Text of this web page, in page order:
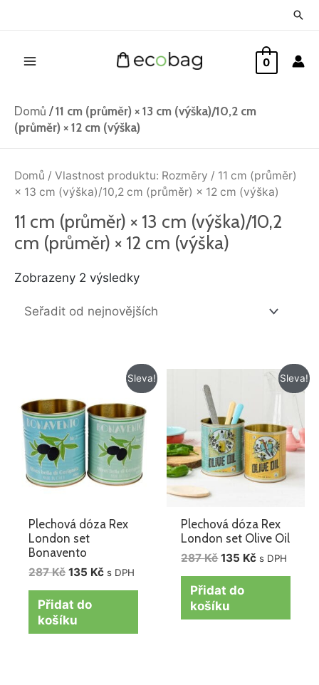
0
Domů /11 cm (průměr) × 13 cm (výška)/10,2 cm
(průměr) × 12 cm (výška)
Domů / Vlastnost produktu: Rozměry / 11 cm (průměr)
× 13 cm (výška)/10,2 cm (průměr) × 12 cm (výška)
11 cm (průměr) × 13 cm (výška)/10,2
cm (průměr) × 12 cm (výška)
Zobrazeny 2 výsledky
nejnovějších
Sleva!
Plechová dóza Rex
London set
Bonavento
287Kč
byla:
287 Kč.
135 Kč
Aktuální
cena
je:
135 Kč.
s DPH
Přidat do
košíku
Sleva!
Plechová dóza Rex
London set Olive Oil
287Kč
byla:
287 Kč.
135 Kč
Aktuální
cena
s DPH
Přidat do
košíku